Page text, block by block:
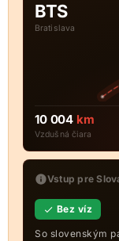
BTS
Bratislava
10 004 km
Vzdušná čiara
Vstup pre
Bez víz
So slovenským